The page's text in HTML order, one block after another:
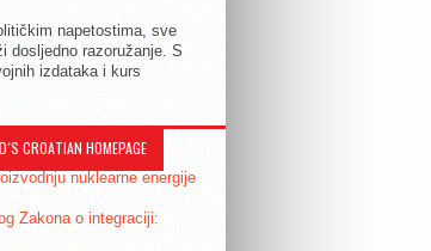
napetostima, sve
dosljedno razoružanje. S
izdataka i kurs
CROATIAN HOMEPAGE
nuklearne energije
Zakona o integraciji: